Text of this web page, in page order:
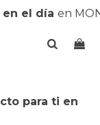
en el día en
para ti en